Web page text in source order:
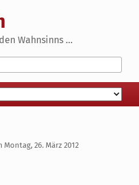
Wahnsinns ...
Montag, 26. März 2012